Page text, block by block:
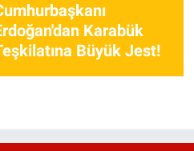
Karabük
Büyük Jest!